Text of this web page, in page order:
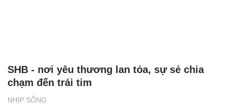
NHỊP SỐNG
SHB - nơi yêu thương lan tỏa, sự sẻ chia
chạm đến trái tim